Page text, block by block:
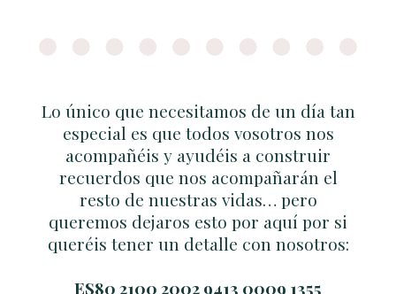
Lo único que necesitamos de un día tan
especial es que todos vosotros nos
acompañéis y ayudéis a construir
recuerdos que nos acompañarán el
resto de nuestras vidas… pero
queremos dejaros esto por aquí por si
queréis tener un detalle con nosotros:
ES80 2100 2002 9413 0009 1355